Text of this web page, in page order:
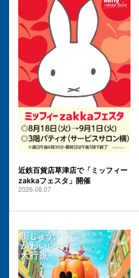
近鉄百貨店草津店で「ミッフィー
zakkaフェスタ」開催
2026.08.07